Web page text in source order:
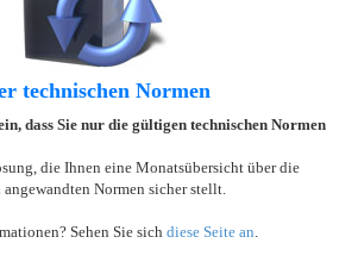
technischen Normen
dass Sie nur die gültigen technischen Normen
die Ihnen eine Monatsübersicht über die
Normen sicher stellt.
Sehen Sie sich diese Seite an